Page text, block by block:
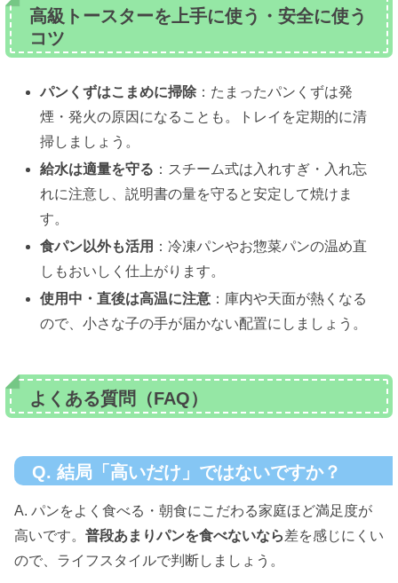
高級トースターを上手に使う・安全に使う
コツ
パンくずはこまめに掃除 ：たまったパンくずは発
煙・発火の原因になることも。トレイを定期的に清
掃しましょう。
給水は適量を守る ：スチーム式は入れすぎ・入れ忘
れに注意し、説明書の量を守ると安定して焼けま
す。
食パン以外も活用 ：冷凍パンやお惣菜パンの温め直
しもおいしく仕上がります。
使用中・直後は高温に注意 ：庫内や天面が熱くなる
ので、小さな子の手が届かない配置にしましょう。
よくある質問（FAQ）
Q. 結局「高いだけ」ではないですか？
A. パンをよく食べる・朝食にこだわる家庭ほど満足度が
高いです。 普段あまりパンを食べないなら差を感じにくい
ので、ライフスタイルで判断しましょう。